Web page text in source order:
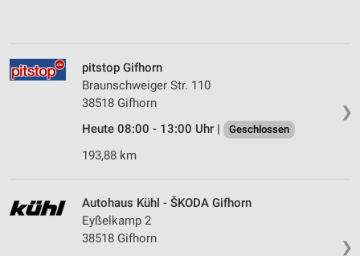
❯
pitstop Gifhorn
Braunschweiger Str. 110
38518 Gifhorn
Heute 08:00 - 13:00 Uhr |
Geschlossen
193,88 km
❯
Autohaus Kühl - ŠKODA Gifhorn
Eyßelkamp 2
38518 Gifhorn